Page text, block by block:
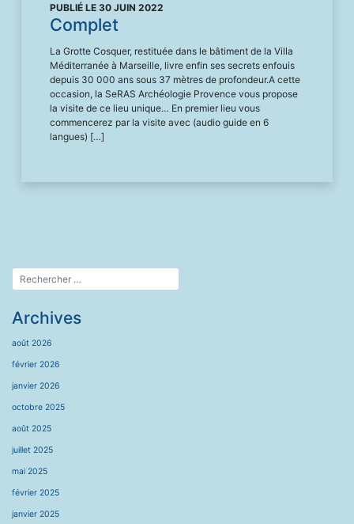
PUBLIÉ LE 30 JUIN 2022
Complet
La Grotte Cosquer, restituée dans le bâtiment de la Villa
Méditerranée à Marseille, livre enfin ses secrets enfouis
depuis 30 000 ans sous 37 mètres de profondeur.A cette
occasion, la SeRAS Archéologie Provence vous propose
la visite de ce lieu unique… En premier lieu vous
commencerez par la visite avec (audio guide en 6
langues) […]
Archives
août 2026
février 2026
janvier 2026
octobre 2025
août 2025
juillet 2025
mai 2025
février 2025
janvier 2025